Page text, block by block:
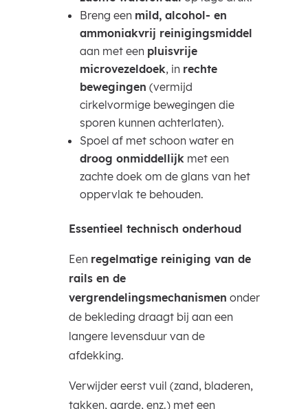
Breng een mild, alcohol- en
ammoniakvrij reinigingsmiddel
aan met een pluisvrije
microvezeldoek, in rechte
bewegingen (vermijd
cirkelvormige bewegingen die
sporen kunnen achterlaten).
Spoel af met schoon water en
droog onmiddellijkmet een
zachte doek om de glans van het
oppervlak te behouden.
Essentieel technisch onderhoud
Een regelmatige reiniging van de
rails en de
vergrendelingsmechanismen onder
de bekleding draagt bij aan een
langere levensduur van de
afdekking.
Verwijder eerst vuil (zand, bladeren,
takken, aarde, enz.) met een